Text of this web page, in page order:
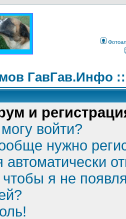
ГавГав.Инфо
и
войти?
нужно
чтобы я не